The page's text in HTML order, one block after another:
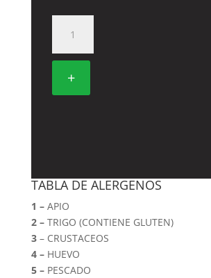
ARROZ
CON
+
TABLA DE ALERGENOS
1 –APIO
2 –TRIGO (CONTIENE GLUTEN)
3– CRUSTACEOS
4 –HUEVO
5 –PESCADO